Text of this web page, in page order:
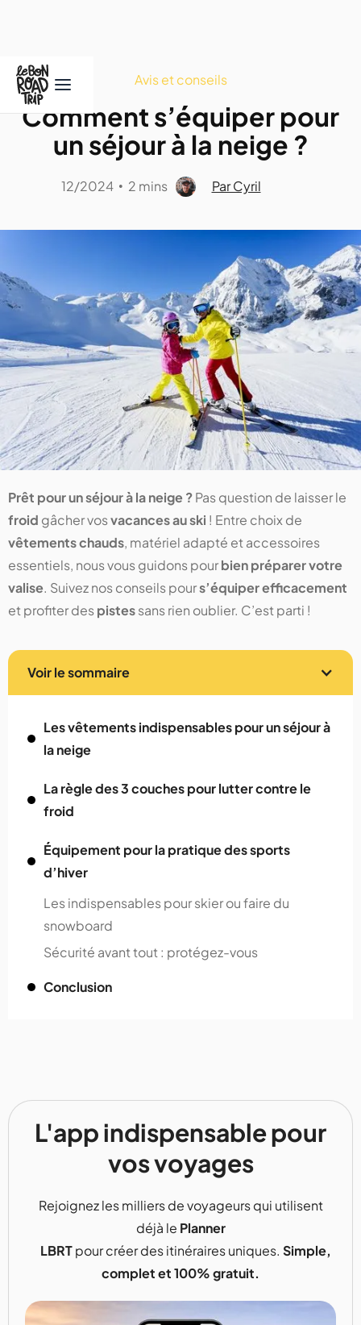
Avis et conseils
Comment s’équiper pour
un séjour à la neige ?
12/2024 • 2 mins Par Cyril
Prêt pour un séjour à la neige ?Pas question de laisser le
froid gâcher vosvacances au ski ! Entre choix de
vêtements chauds, matériel adapté et accessoires
essentiels, nous vous guidons pourbien préparer votre
valise. Suivez nos conseils pours’équiper efficacement
et profiter despistessans rien oublier. C’est parti !
Voir le sommaire
Les vêtements indispensables pour un séjour à
la neige
La règle des 3 couches pour lutter contre le
froid
Équipement pour la pratique des sports
d’hiver
Les indispensables pour skier ou faire du
snowboard
Sécurité avant tout : protégez-vous
Conclusion
L'app indispensable pour
vos voyages
Rejoignez les milliers de voyageurs qui utilisent
déjà le Planner
LBRTpour créer des itinéraires uniques. Simple,
complet et 100% gratuit.